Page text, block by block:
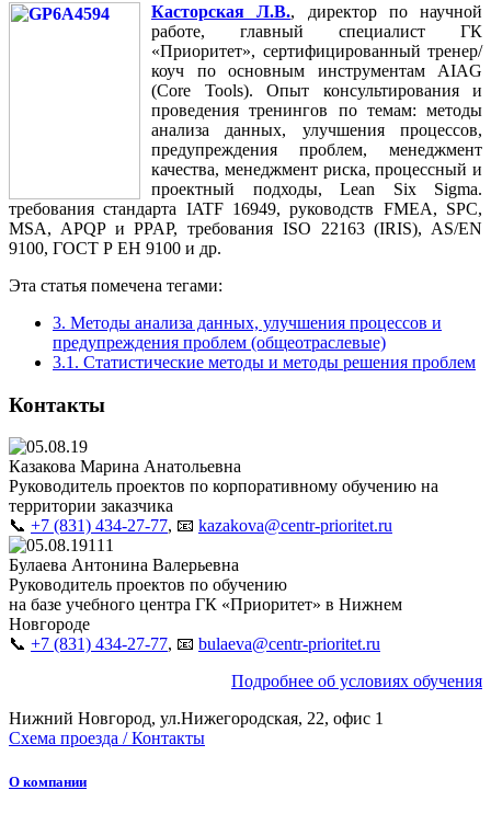
Касторская Л.В., директор по научной
работе, главный специалист ГК
«Приоритет», сертифицированный тренер/
коуч по основным инструментам AIAG
(Core Tools). Опыт консультирования и
проведения тренингов по темам: методы
анализа данных, улучшения процессов,
предупреждения проблем, менеджмент
качества, менеджмент риска, процессный и
проектный подходы, Lean Six Sigma.
требования стандарта IATF 16949, руководств FMEA, SPC,
MSA, APQP и PPAP, требования ISO 22163 (IRIS), AS/EN
9100, ГОСТ Р ЕН 9100 и др.
Эта статья помечена тегами:
3. Методы анализа данных, улучшения процессов и
предупреждения проблем (общеотраслевые)
3.1. Статистические методы и методы решения проблем
Контакты
Казакова Марина Анатольевна
Руководитель проектов по корпоративному обучению на
территории заказчика
📞 +7 (831) 434-27-77, 📧 kazakova@centr-prioritet.ru
Булаева Антонина Валерьевна
Руководитель проектов по обучению
на базе учебного центра ГК «Приоритет» в Нижнем
Новгороде
📞 +7 (831) 434-27-77, 📧 bulaeva@centr-prioritet.ru
Подробнее об условиях обучения
Нижний Новгород, ул.Нижегородская, 22, офис 1
Схема проезда / Контакты
О компании